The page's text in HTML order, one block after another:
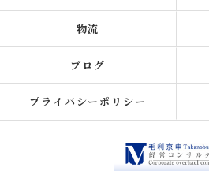
物流
ブログ
プライバシーポリシー